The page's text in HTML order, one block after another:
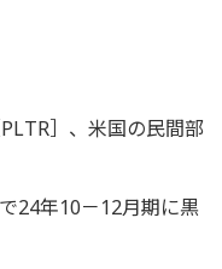
］、米国の民間部
24年10－12月期に黒